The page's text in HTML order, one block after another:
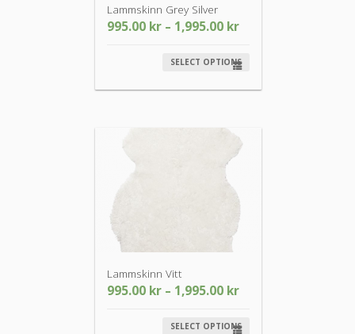
Lammskinn Grey Silver
995.00 kr – 1,995.00 kr
SELECT OPTIONS
Lammskinn Vitt
995.00 kr – 1,995.00 kr
SELECT OPTIONS